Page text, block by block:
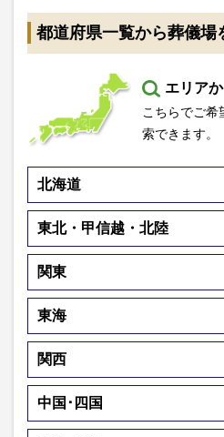
都道府県一覧から葬儀場
エリア
こちらでご希
索できます。
北海道
東北・甲信越・北陸
関東
東海
関西
中国･四国